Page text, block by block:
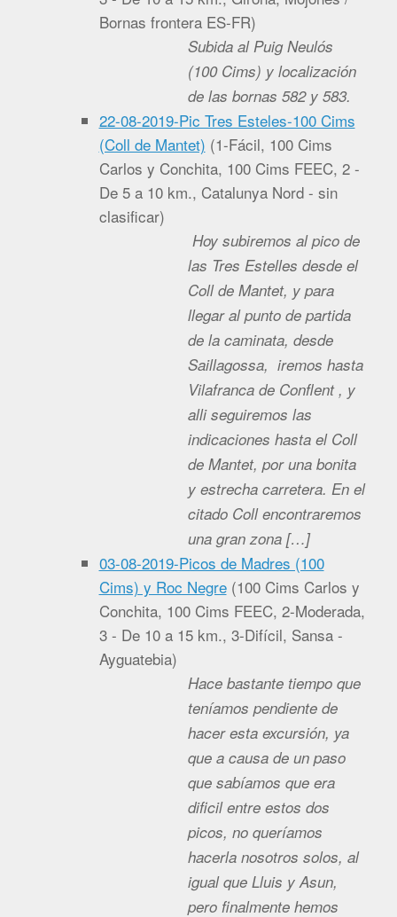
Bornas frontera ES-FR)
Subida al Puig Neulós
(100 Cims) y localización
de las bornas 582 y 583.
22-08-2019-Pic Tres Esteles-100 Cims
(Coll de Mantet) (1-Fácil, 100 Cims
Carlos y Conchita, 100 Cims FEEC, 2 -
De 5 a 10 km., Catalunya Nord - sin
clasificar)
Hoy subiremos al pico de
las Tres Estelles desde el
Coll de Mantet, y para
llegar al punto de partida
de la caminata, desde
Saillagossa, iremos hasta
Vilafranca de Conflent , y
alli seguiremos las
indicaciones hasta el Coll
de Mantet, por una bonita
y estrecha carretera. En el
citado Coll encontraremos
una gran zona […]
03-08-2019-Picos de Madres (100
Cims) y Roc Negre (100 Cims Carlos y
Conchita, 100 Cims FEEC, 2-Moderada,
3 - De 10 a 15 km., 3-Difícil, Sansa -
Ayguatebia)
Hace bastante tiempo que
teníamos pendiente de
hacer esta excursión, ya
que a causa de un paso
que sabíamos que era
dificil entre estos dos
picos, no queríamos
hacerla nosotros solos, al
igual que Lluis y Asun,
pero finalmente hemos